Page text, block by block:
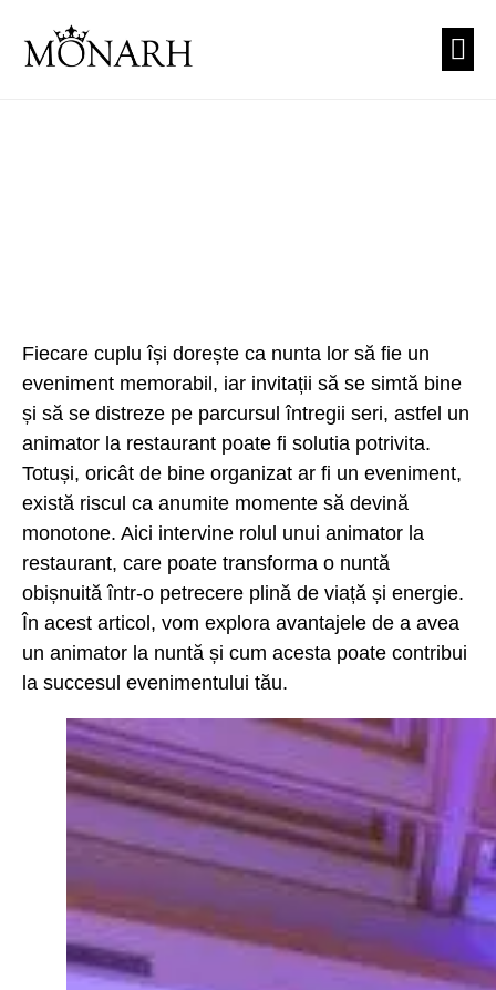
Fiecare cuplu își dorește ca nunta lor să fie un
eveniment memorabil, iar invitații să se simtă bine
și să se distreze pe parcursul întregii seri, astfel un
animator la restaurant poate fi solutia potrivita.
Totuși, oricât de bine organizat ar fi un eveniment,
există riscul ca anumite momente să devină
monotone. Aici intervine rolul unui animator la
restaurant, care poate transforma o nuntă
obișnuită într-o petrecere plină de viață și energie.
În acest articol, vom explora avantajele de a avea
un animator la nuntă și cum acesta poate contribui
la succesul evenimentului tău.